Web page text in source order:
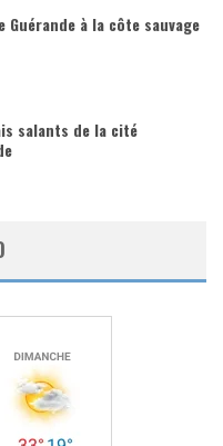
Guérande à la côte sauvage
salants de la cité